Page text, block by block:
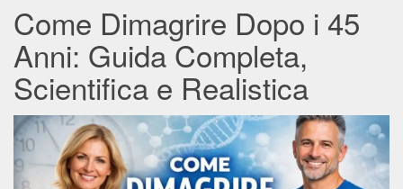
Come Dimagrire Dopo i 45
Anni: Guida Completa,
Scientifica e Realistica